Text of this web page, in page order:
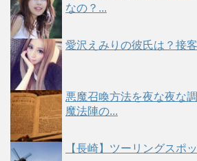
なの？...
愛沢えみりの彼氏は？接
悪魔召喚方法を夜な夜な
魔法陣の...
【長崎】ツーリングスポ